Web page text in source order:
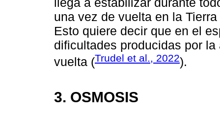
una vez de vuelta en la
Esto quiere decir que en el
dificultades producidas por
vuelta (Trudel et al., 2022).
3. OSMOSIS